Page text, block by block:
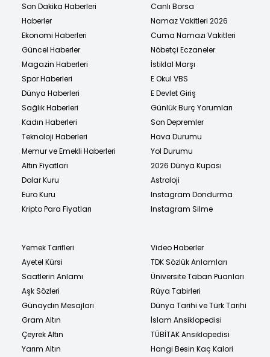
Son Dakika Haberleri
Haberler
Ekonomi Haberleri
Güncel Haberler
Magazin Haberleri
Spor Haberleri
Dünya Haberleri
Sağlık Haberleri
Kadın Haberleri
Teknoloji Haberleri
Memur ve Emekli Haberleri
Altın Fiyatları
Dolar Kuru
Euro Kuru
Kripto Para Fiyatları
Canlı Borsa
Namaz Vakitleri 2026
Cuma Namazı Vakitleri
Nöbetçi Eczaneler
İstiklal Marşı
E Okul VBS
E Devlet Giriş
Günlük Burç Yorumları
Son Depremler
Hava Durumu
Yol Durumu
2026 Dünya Kupası
Astroloji
Instagram Dondurma
Instagram Silme
Yemek Tarifleri
Ayetel Kürsi
Saatlerin Anlamı
Aşk Sözleri
Günaydın Mesajları
Gram Altın
Çeyrek Altın
Yarım Altın
Video Haberler
TDK Sözlük Anlamları
Üniversite Taban Puanları
Rüya Tabirleri
Dünya Tarihi ve Türk Tarihi
İslam Ansiklopedisi
TÜBİTAK Ansiklopedisi
Hangi Besin Kaç Kalori